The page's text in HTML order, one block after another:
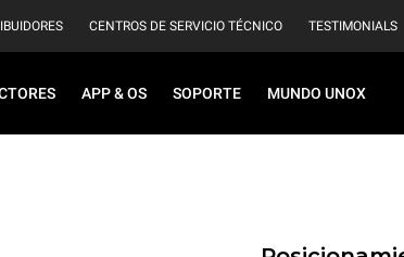
CENTROS DE SERVICIO TÉCNICO TESTIMONIALS
APP & OS SOPORTE MUNDO UNOX